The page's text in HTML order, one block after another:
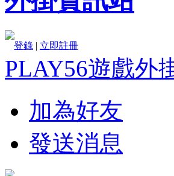
登錄 | 立即註冊
PLAY56遊戲外
加為好友
發送消息